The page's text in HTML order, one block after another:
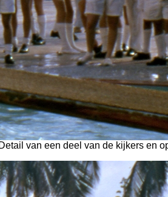
van een deel van de kijkers en